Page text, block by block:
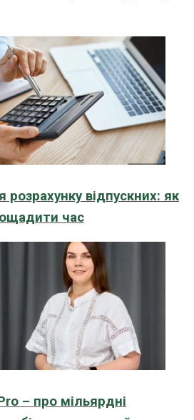
розрахунку відпускних: як
час
– про мільярдні